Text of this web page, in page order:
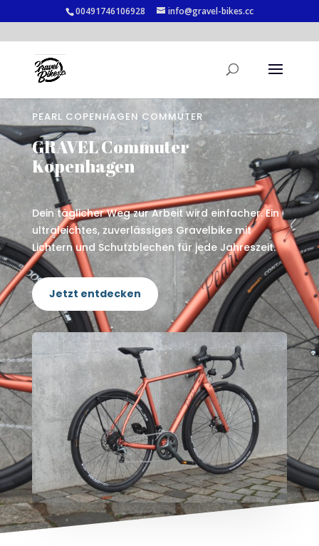
00491746106928 info@gravel-bikes.cc
PEARL COPENHAGEN COMMUTER
GRAVEL Commuter
Kopenhagen
Dein täglicher Weg zur Arbeit wird einfacher. Ein
ultraleichtes, zuverlässiges Gravelbike mit
Lichtern und Schutzblechen für jede Jahreszeit.
Jetzt entdecken